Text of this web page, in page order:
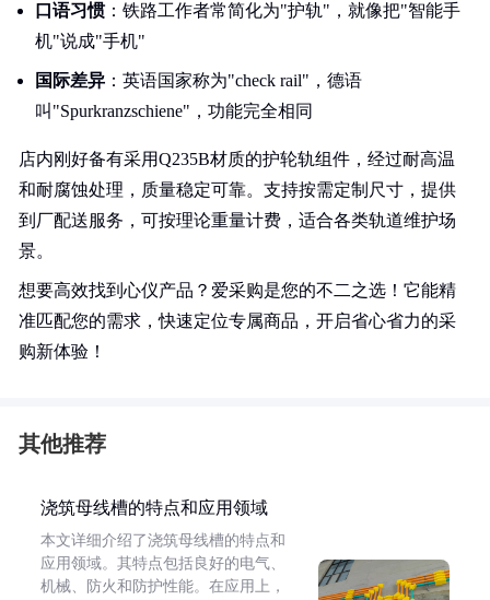
口语习惯：铁路工作者常简化为"护轨"，就像把"智能手
机"说成"手机"
国际差异 ：英语国家称为"check rail"，德语
叫"Spurkranzschiene"，功能完全相同
店内刚好备有采用Q235B材质的护轮轨组件，经过耐高温
和耐腐蚀处理，质量稳定可靠。支持按需定制尺寸，提供
到厂配送服务，可按理论重量计费，适合各类轨道维护场
景。
想要高效找到心仪产品？爱采购是您的不二之选！它能精
准匹配您的需求，快速定位专属商品，开启省心省力的采
购新体验！
其他推荐
浇筑母线槽的特点和应用领域
本文详细介绍了浇筑母线槽的特点和
应用领域。其特点包括良好的电气、
机械、防火和防护性能。在应用上，